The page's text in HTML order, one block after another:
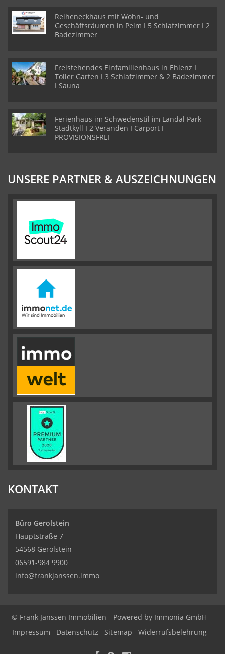
Reiheneckhaus mit Wohn- und
Geschäftsräumen in Pelm I 5 Schlafzimmer I 2
Badezimmer
Freistehendes Einfamilienhaus in Ehlenz I
Toller Garten I 3 Schlafzimmer & 2 Badezimmer
I Sauna
Ferienhaus im Schwedenstil im Landal Park
Stadtkyll I 2 Veranden I Carport I
PROVISIONSFREI
UNSERE PARTNER & AUSZEICHNUNGEN
KONTAKT
Büro Gerolstein
Hauptstraße 7
54568 Gerolstein
06591-984 9900
info@frankjanssen.immo
© Frank Janssen Immobilien
Powered by Immonia GmbH
Impressum
Datenschutz Sitemap Widerrufsbelehrung